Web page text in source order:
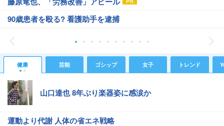
90歳患者を殴る? 看護助手を逮捕
健康 芸能 ゴシップ 女子 トレンド
山口達也 8年ぶり楽器姿に感涙か
運動より代謝 人体の省エネ戦略